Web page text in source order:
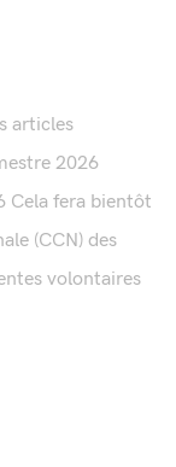
articles
2026
fera bientôt
(CCN) des
volontaires